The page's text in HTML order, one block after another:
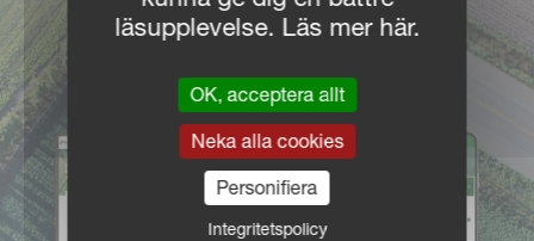
läsupplevelse. Läs mer här.
OK, acceptera allt
Neka alla cookies
Personifiera
Integritetspolicy